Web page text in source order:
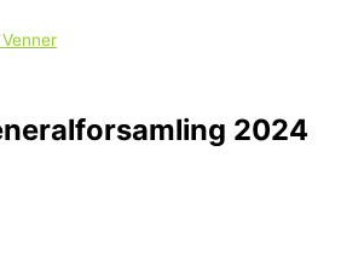
2024